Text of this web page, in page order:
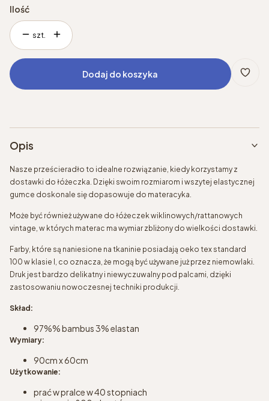
Ilość
szt.
Dodaj do koszyka
Opis
Nasze prześcieradło to idealne rozwiązanie, kiedy korzystamy z
dostawki do łóżeczka. Dzięki swoim rozmiarom i wszytej elastycznej
gumce doskonale się dopasowuje do materacyka.
Może być również używane do łóżeczek wiklinowych/rattanowych
vintage, w których materac ma wymiar zbliżony do wielkości dostawki.
Farby, które są naniesione na tkaninie posiadają oeko tex standard
100 w klasie I, co oznacza, że mogą być używane już przez niemowlaki.
Druk jest bardzo delikatny i niewyczuwalny pod palcami, dzięki
zastosowaniu nowoczesnej techniki produkcji.
Skład:
97%% bambus 3% elastan
Wymiary:
90cm x 60cm
Użytkowanie:
prać w pralce w 40 stopniach